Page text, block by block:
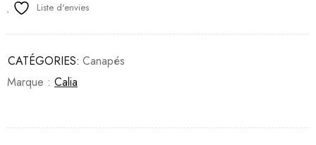
Liste d'envies
CATÉGORIES: Canapés
Marque : Calia